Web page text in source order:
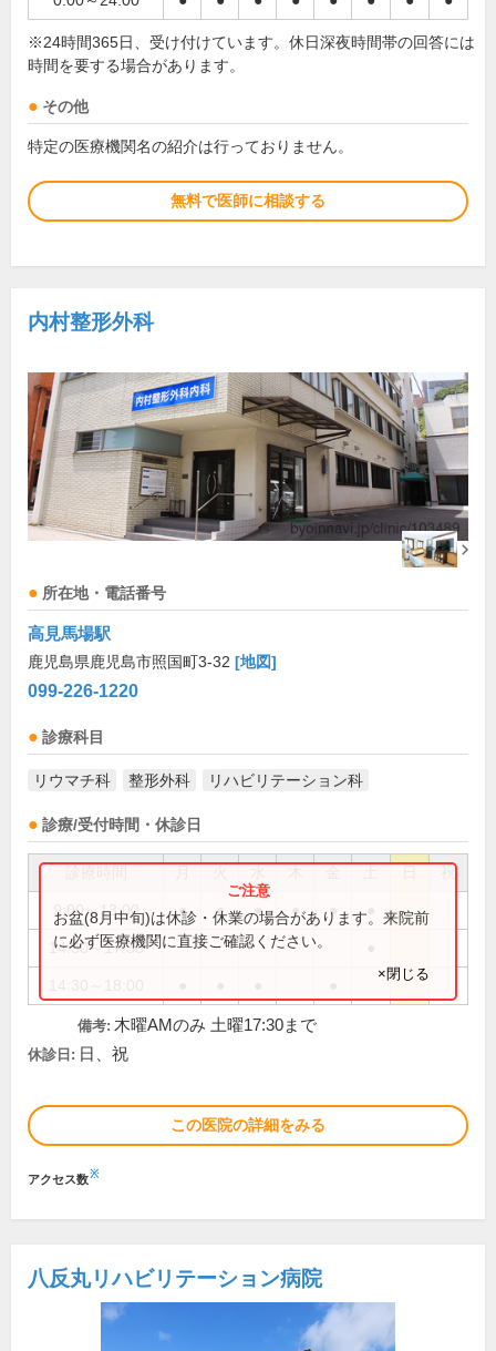
※24時間365日、受け付けています。休日深夜時間帯の回答には
時間を要する場合があります。
その他
特定の医療機関名の紹介は行っておりません。
無料で医師に相談する
内村整形外科
所在地・電話番号
高見馬場駅
鹿児島県鹿児島市照国町3-32 [地図]
099-226-1220
診療科目
リウマチ科 整形外科 リハビリテーション科
診療/受付時間・休診日
祝
9:00～13:00 ● ● ● ● ●
14:30～17:30
お盆(8月中旬)は休診・休業の場合があります。来院前
に必ず医療機関に直接ご確認ください。
×閉じる
備考: 木曜AMのみ 土曜17:30まで
休診日: 日、祝
この医院の詳細をみる
アクセス数※
八反丸リハビリテーション病院